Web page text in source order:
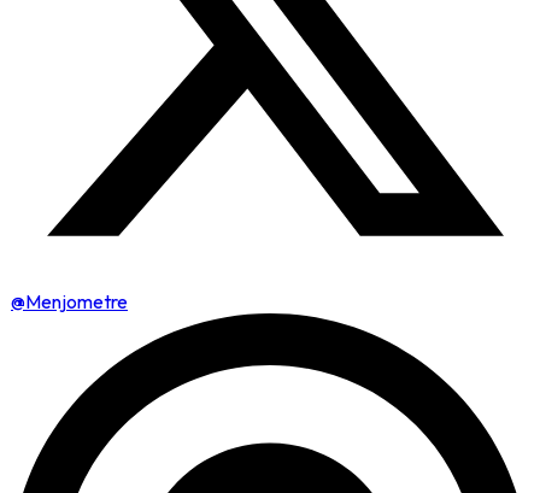
@Menjometre